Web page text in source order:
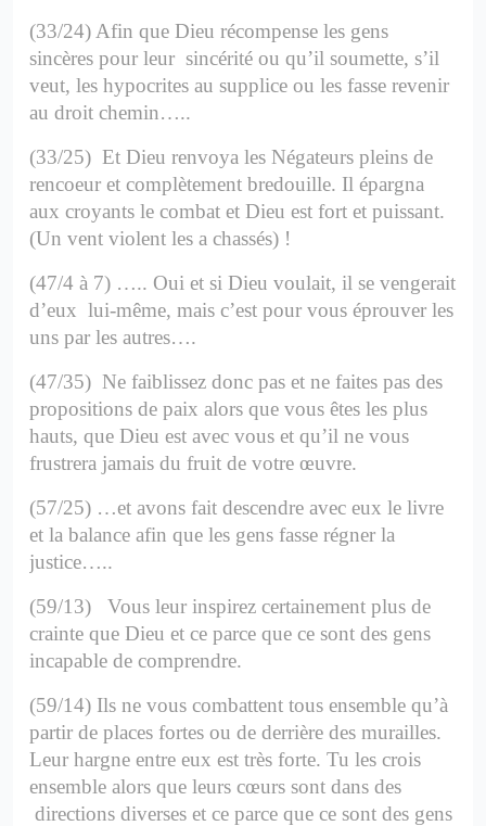
(33/24) Afin que Dieu récompense les gens
sincères pour leur sincérité ou qu’il soumette, s’il
veut, les hypocrites au supplice ou les fasse revenir
au droit chemin…..
(33/25) Et Dieu renvoya les Négateurs pleins de
rencoeur et complètement bredouille. Il épargna
aux croyants le combat et Dieu est fort et puissant.
(Un vent violent les a chassés) !
(47/4 à 7) ….. Oui et si Dieu voulait, il se vengerait
d’eux lui-même, mais c’est pour vous éprouver les
uns par les autres….
(47/35) Ne faiblissez donc pas et ne faites pas des
propositions de paix alors que vous êtes les plus
hauts, que Dieu est avec vous et qu’il ne vous
frustrera jamais du fruit de votre œuvre.
(57/25) …et avons fait descendre avec eux le livre
et la balance afin que les gens fasse régner la
justice…..
(59/13) Vous leur inspirez certainement plus de
crainte que Dieu et ce parce que ce sont des gens
incapable de comprendre.
(59/14) Ils ne vous combattent tous ensemble qu’à
partir de places fortes ou de derrière des murailles.
Leur hargne entre eux est très forte. Tu les crois
ensemble alors que leurs cœurs sont dans des
directions diverses et ce parce que ce sont des gens